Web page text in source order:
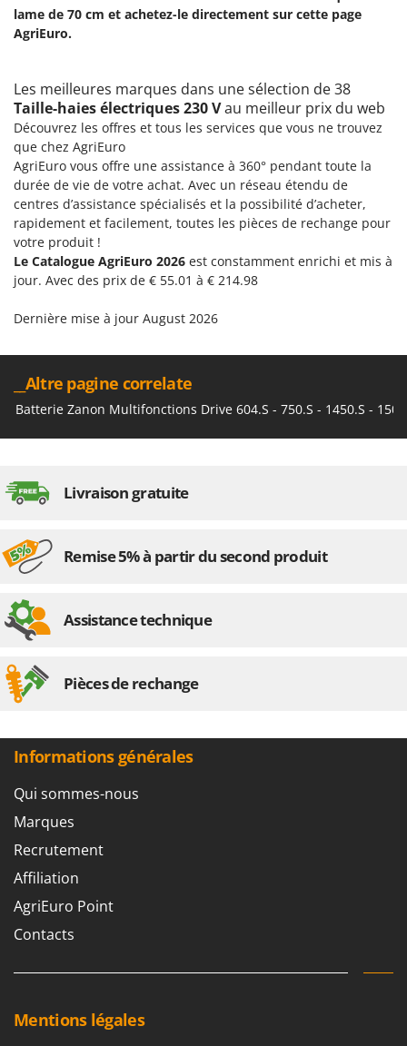
Resto Italia
Ribimex
Ritter
River Systems
Robomow
Rossofuoco
Rover Pompe
Royal Food
Ryobi
Sbaraglia
Schnitzer
Seven Italy
Shark
Simatech
Skil
Snapper
Spice Electronics
Spring Protezione
Stanley
Stiga
Stocker
Sunseeker
T
Tecla
Telwin
lame de 70 cm et achetez-le directement sur cette page
AgriEuro.
Les meilleures marques dans une sélection de 38
Taille-haies électriques 230 Vau meilleur prix du web
Découvrez les offres et tous les services que vous ne trouvez
que chez AgriEuro
AgriEuro vous offre une assistance à 360° pendant toute la
durée de vie de votre achat. Avec un réseau étendu de
centres d’assistance spécialisés et la possibilité d’acheter,
rapidement et facilement, toutes les pièces de rechange pour
votre produit !
Le Catalogue AgriEuro 2026 est constamment enrichi et mis à
jour. Avec des prix de € 55.01 à € 214.98
Dernière mise à jour August 2026
__Altre pagine correlate
Batterie Zanon Multifonctions Drive 604.S - 750.S - 1450.S -
Livraison gratuite
Remise 5% à partir du second produit
Assistance technique
Pièces de rechange
Informations générales
Qui sommes-nous
Marques
Recrutement
Affiliation
AgriEuro Point
Contacts
Mentions légales